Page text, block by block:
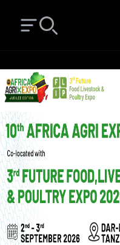
Open main menu